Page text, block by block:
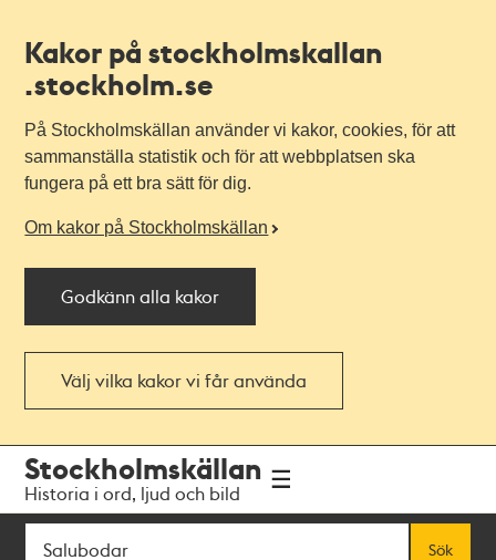
Kakor på stockholmskallan
.stockholm.se
På Stockholmskällan använder vi kakor, cookies, för att
sammanställa statistik och för att webbplatsen ska
fungera på ett bra sätt för dig.
Om kakor på Stockholmskällan
Godkänn alla kakor
Välj vilka kakor vi får använda
navigationen
huvudinnehållet
Stockholmskällan
Historia i ord, ljud och bild
Sök
Sök